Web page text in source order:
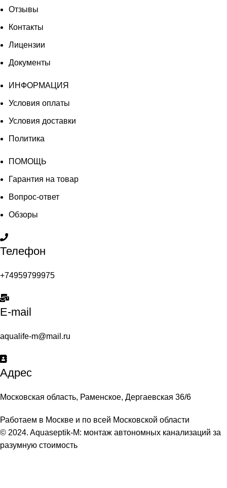
Отзывы
Контакты
Лицензии
Документы
ИНФОРМАЦИЯ
Условия оплаты
Условия доставки
Политика
ПОМОЩЬ
Гарантия на товар
Вопрос-ответ
Обзоры
Телефон
+74959799975
E-mail
aqualife-m@mail.ru
Адрес
Московская область, Раменское, Дергаевская 36/6
Работаем в Москве и по всей Московской области
© 2024. Aquaseptik-M: монтаж автономных канализаций за
разумную стоимость